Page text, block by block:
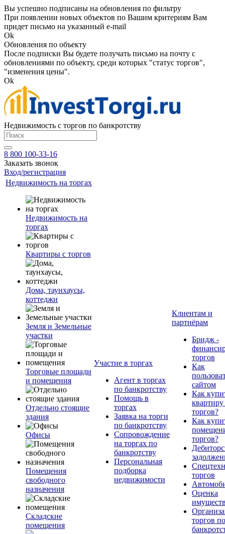
Вы успешно подписаны на обновления по фильтру
При появлении новых объектов по Вашим критериям Вам
придет письмо на указанный e-mail
Ok
Обновления по объекту
После подписки Вы будете получать письмо на почту с
обновлениями по объекту, среди которых "статус торгов",
"изменения цены".
Ok
Недвижимость с торгов по банкротству
8 800 100-33-16
Заказать звонок
Вход/регистрация
Недвижимость на торгах
Недвижимость на
торгах
Квартиры с торгов
Дома, таунхаусы,
коттеджи
Земля и Земельные
участки
Торговые площади
и помещения
Отдельно стоящие
здания
Офисы
Помещения
свободного
назначения
Складские
помещения
Участие в торгах
Агент в торгах
по банкротству
Помощь в
торгах
Заявка на торги
по банкротству
Сопровождение
на торгах по
банкротству
Персональная
подборка
недвижимости
Клиентам и
партнёрам
Бридж -
торгов
Как
сайтом
Как
квартиру
торгов?
Как
торгов?
торгов
Оценка
торгов по